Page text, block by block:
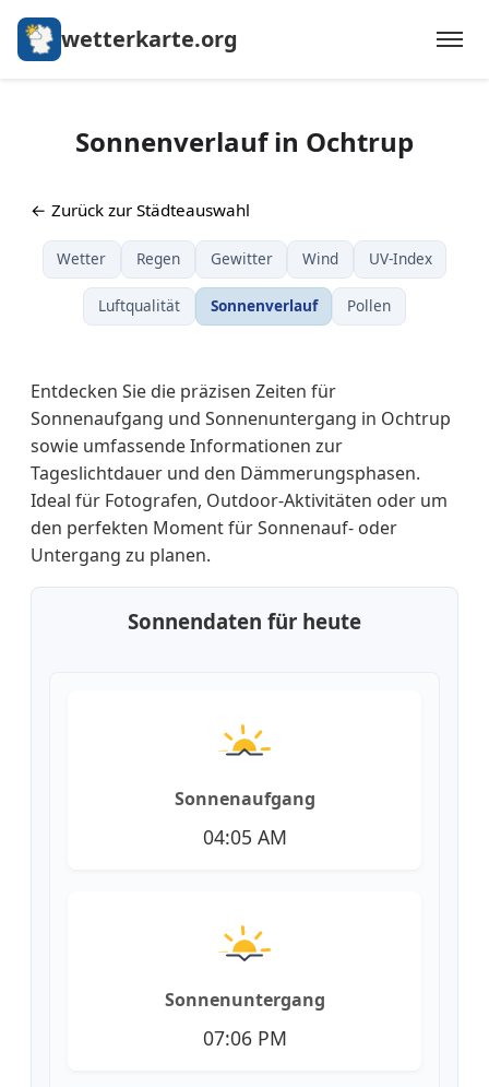
wetterkarte.org
Sonnenverlauf in Ochtrup
← Zurück zur Städteauswahl
Wetter Regen Gewitter Wind UV-Index
Luftqualität Sonnenverlauf Pollen
Entdecken Sie die präzisen Zeiten für
Sonnenaufgang und Sonnenuntergang in Ochtrup
sowie umfassende Informationen zur
Tageslichtdauer und den Dämmerungsphasen.
Ideal für Fotografen, Outdoor-Aktivitäten oder um
den perfekten Moment für Sonnenauf- oder
Untergang zu planen.
Sonnendaten für heute
Sonnenaufgang
04:05 AM
Sonnenuntergang
07:06 PM